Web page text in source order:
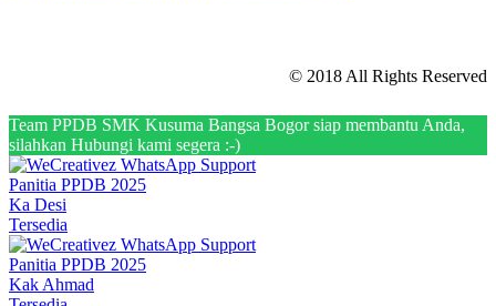
© 2018 All Rights Reserved
Team PPDB SMK Kusuma Bangsa Bogor siap membantu Anda,
silahkan Hubungi kami segera :-)
Panitia PPDB 2025
Ka Desi
Tersedia
Panitia PPDB 2025
Kak Ahmad